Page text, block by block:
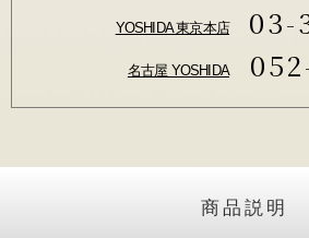
YOSHIDA 東京本店 03-
名古屋 YOSHIDA
商品説明